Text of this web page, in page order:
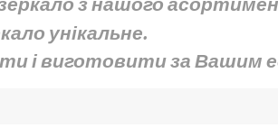
унікальне.
і виготовити за Вашим